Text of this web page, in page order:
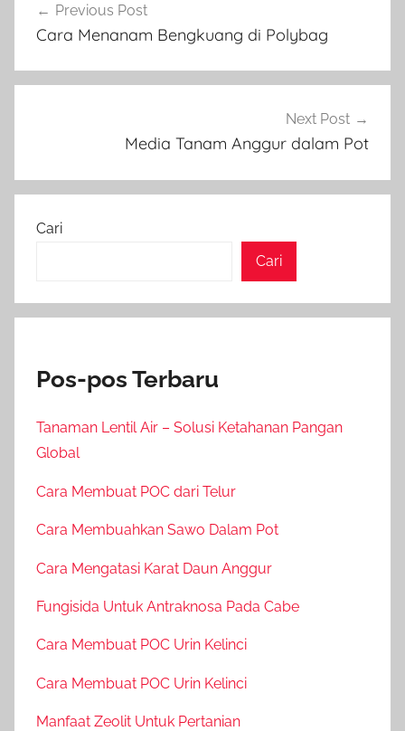
pos
Previous Post
Cara Menanam Bengkuang di Polybag
Next Post
Media Tanam Anggur dalam Pot
Cari
Cari
Pos-pos Terbaru
Tanaman Lentil Air – Solusi Ketahanan Pangan
Global
Cara Membuat POC dari Telur
Cara Membuahkan Sawo Dalam Pot
Cara Mengatasi Karat Daun Anggur
Fungisida Untuk Antraknosa Pada Cabe
Cara Membuat POC Urin Kelinci
Cara Membuat POC Urin Kelinci
Manfaat Zeolit Untuk Pertanian